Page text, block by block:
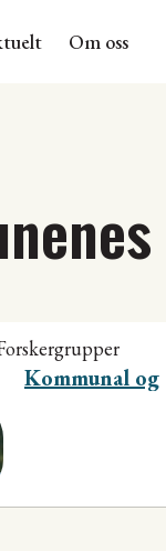
Om oss
Kommunal og
regional utvikling